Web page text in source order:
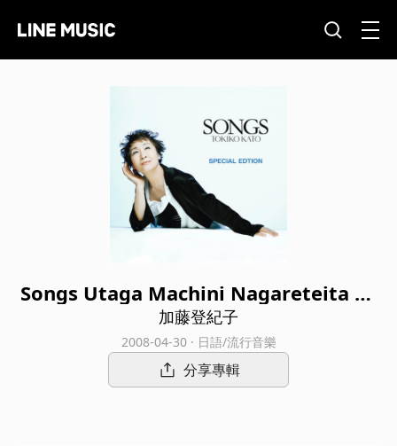
Songs Utaga Machini Nagareteita Sp
ecial Edition
加藤登紀子
2008-04-30 · 日語/流行音樂
分享專輯